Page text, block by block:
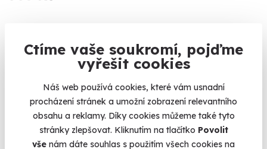
Ctíme vaše soukromí, pojďme
vyřešit cookies
Náš web používá cookies, které vám usnadní
procházení stránek a umožní zobrazení relevantního
obsahu a reklamy. Díky cookies můžeme také tyto
stránky zlepšovat. Kliknutím na tlačítko Povolit
vše nám dáte souhlas s použitím všech cookies na
Volný termín už 06. 08. 2026
Novinka